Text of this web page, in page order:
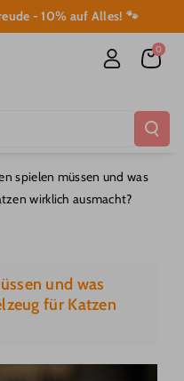
- 10% auf Alles! 🐾
0
spielen müssen und was
wirklich ausmacht?
und was
für Katzen